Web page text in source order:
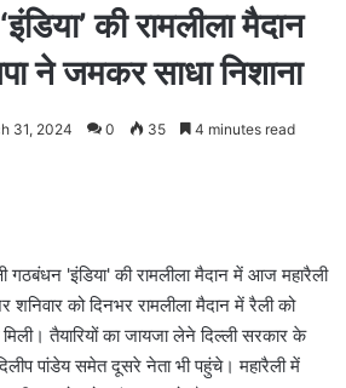
की रामलीला मैदान
ने जमकर साधा निशाना
31, 2024 0 35 4 minutes read
गठबंधन 'इंडिया' की रामलीला मैदान में आज महारैली
शनिवार को दिनभर रामलीला मैदान में रैली को
तैयारियों का जायजा लेने दिल्ली सरकार के
पांडेय समेत दूसरे नेता भी पहुंचे। महारैली में